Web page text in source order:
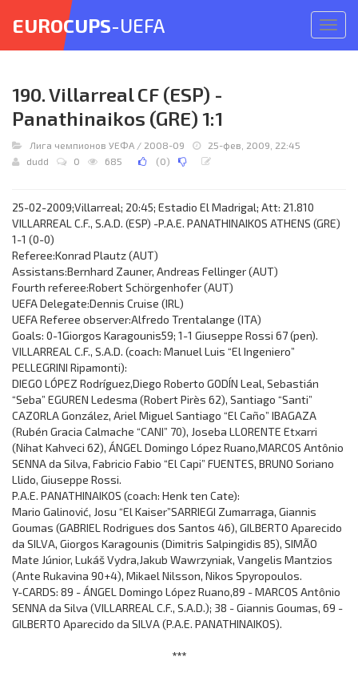
меню
EUROCUPS-UEFA
190. Villarreal CF (ESP) -
Panathinaikos (GRE) 1:1
Лига чемпионов УЕФА / 2008-09
25-фев, 2009, 22:45
dudd
0 685 (0)
25-02-2009;Villarreal; 20:45; Estadio El Madrigal; Att: 21.810
VILLARREAL C.F., S.A.D. (ESP) -P.A.E. PANATHINAIKOS ATHENS (GRE)
1-1 (0-0)
Referee:Konrad Plautz (AUT)
Assistans:Bernhard Zauner, Andreas Fellinger (AUT)
Fourth referee:Robert Schörgenhofer (AUT)
UEFA Delegate:Dennis Cruise (IRL)
UEFA Referee observer:Alfredo Trentalange (ITA)
Goals: 0-1Giorgos Karagounis59; 1-1 Giuseppe Rossi 67 (pen).
VILLARREAL C.F., S.A.D. (coach: Manuel Luis “El Ingeniero”
PELLEGRINI Ripamonti):
DIEGO LÓPEZ Rodríguez,Diego Roberto GODÍN Leal, Sebastián
“Seba” EGUREN Ledesma (Robert Pirès 62), Santiago “Santi”
CAZORLA González, Ariel Miguel Santiago “El Caño” IBAGAZA
(Rubén Gracia Calmache “CANI” 70), Joseba LLORENTE Etxarri
(Nihat Kahveci 62), ÁNGEL Domingo López Ruano,MARCOS Antônio
SENNA da Silva, Fabricio Fabio “El Capi” FUENTES, BRUNO Soriano
Llido, Giuseppe Rossi.
P.A.E. PANATHINAIKOS (coach: Henk ten Cate):
Mario Galinović, Josu “El Kaiser”SARRIEGI Zumarraga, Giannis
Goumas (GABRIEL Rodrigues dos Santos 46), GILBERTO Aparecido
da SILVA, Giorgos Karagounis (Dimitris Salpingidis 85), SIMÃO
Mate Júnior, Lukáš Vydra,Jakub Wawrzyniak, Vangelis Mantzios
(Ante Rukavina 90+4), Mikael Nilsson, Nikos Spyropoulos.
Y-CARDS: 89 - ÁNGEL Domingo López Ruano,89 - MARCOS Antônio
SENNA da Silva (VILLARREAL C.F., S.A.D.); 38 - Giannis Goumas, 69 -
GILBERTO Aparecido da SILVA (P.A.E. PANATHINAIKOS).
***